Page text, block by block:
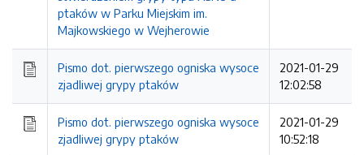
ptaków w Parku Miejskim im.
Majkowskiego w Wejherowie
Pismo dot. pierwszego ogniska wysoce
zjadliwej grypy ptaków
2021-01-29
12:02:58
Pismo dot. pierwszego ogniska wysoce
zjadliwej grypy ptaków
2021-01-29
10:52:18